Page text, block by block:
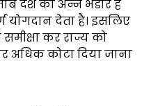
देश का अन्न भंडार है
योगदान देता है। इसलिए
कर राज्य को
कोटा दिया जाना